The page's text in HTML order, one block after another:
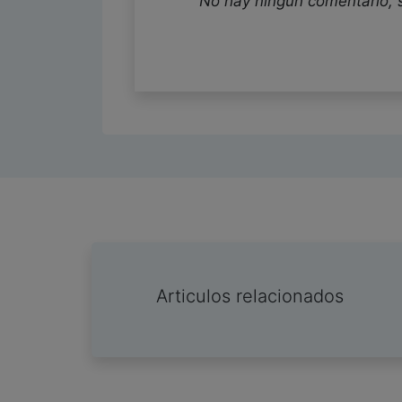
Articulos relacionados